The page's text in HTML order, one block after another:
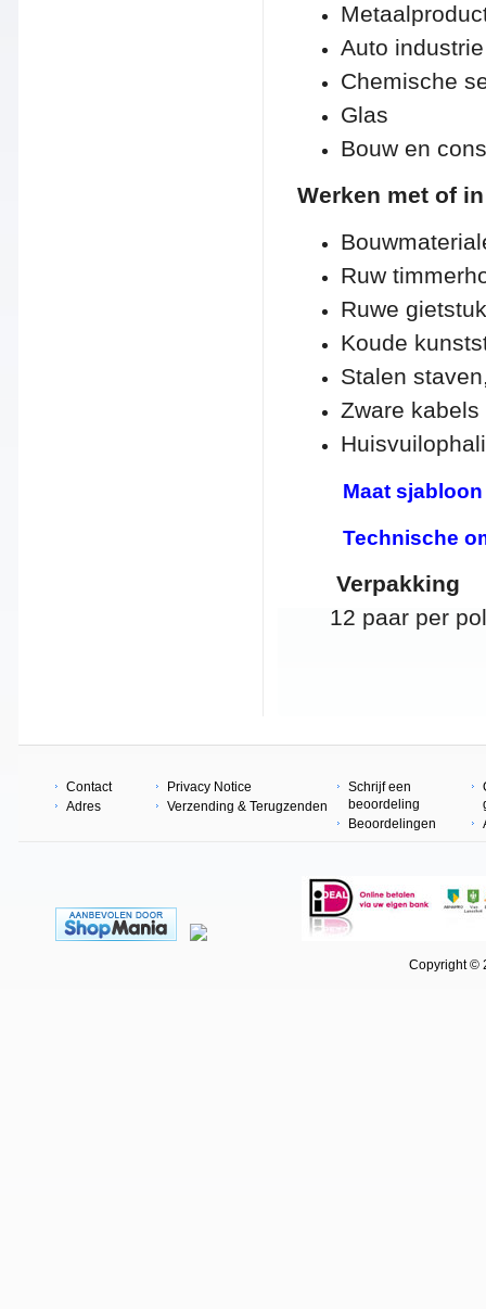
Auto industrie
Chemische
Glas
Bouw en
Werken met of
Ruw
Ruwe
Koude
Stalen
Zware kabels
Maat
Technische
Verpakking
12 paar per
Contact
Adres
Privacy Notice
Verzending & Terugzenden
Schrijf een
beoordeling
Beoordelingen
Copyright ©